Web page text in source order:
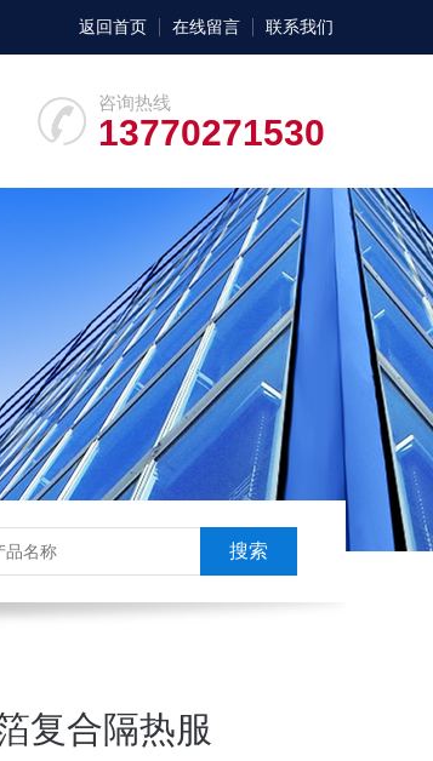
返回首页 在线留言 联系我们
咨询热线
13770271530
复合隔热服